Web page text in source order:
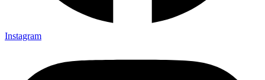
Instagram